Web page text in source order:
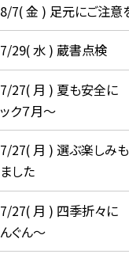
8/7( 金 ) 足元にご注意
7/29( 水 ) 蔵書点検
7/27( 月 ) 夏も安全に
ック７月～
7/27( 月 ) 選ぶ楽しみ
ました
7/27( 月 ) 四季折々に
んぐん～